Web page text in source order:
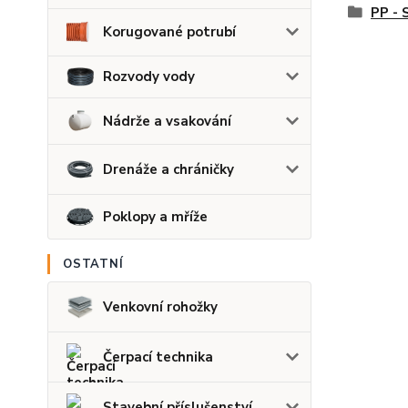
Korugované potrubí
Rozvody vody
Nádrže a vsakování
Drenáže a chráničky
Poklopy a mříže
OSTATNÍ
Venkovní rohožky
Čerpací technika
PP -